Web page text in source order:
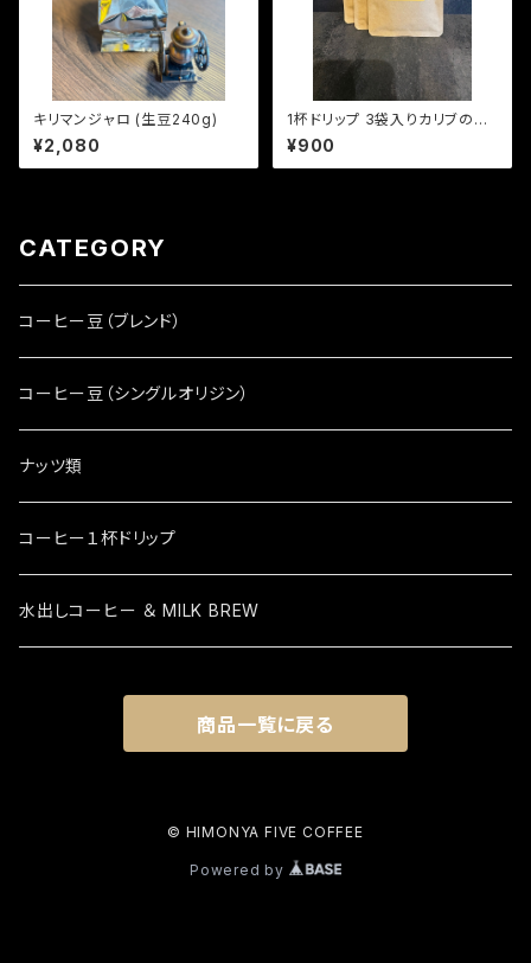
キリマンジャロ (生豆240g)
¥2,080
1杯ドリップ 3袋入りカリブの恋
人 (やや深煎り)
¥900
CATEGORY
コーヒー豆（ブレンド）
コーヒー豆（シングルオリジン）
ナッツ類
コーヒー１杯ドリップ
水出しコーヒー ＆ MILK BREW
商品一覧に戻る
© HIMONYA FIVE COFFEE
Powered by